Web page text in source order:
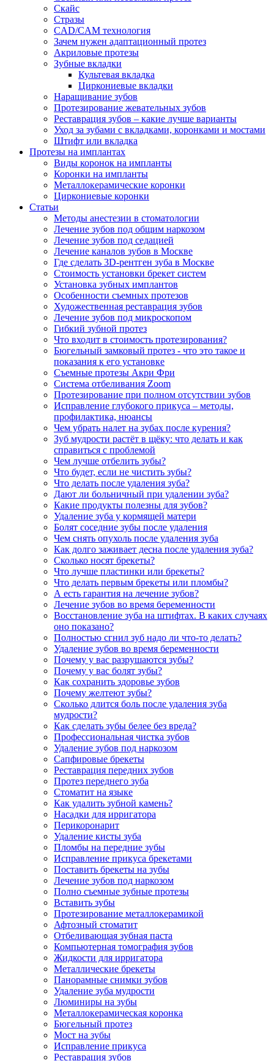
Скайс
Стразы
CAD/CAM технология
Зачем нужен адаптационный протез
Акриловые протезы
Зубные вкладки
Культевая вкладка
Циркониевые вкладки
Наращивание зубов
Протезирование жевательных зубов
Реставрация зубов – какие лучше варианты
Уход за зубами с вкладками, коронками и мостами
Штифт или вкладка
Протезы на имплантах
Виды коронок на импланты
Коронки на импланты
Металлокерамические коронки
Циркониевые коронки
Статьи
Методы анестезии в стоматологии
Лечение зубов под общим наркозом
Лечение зубов под седацией
Лечение каналов зубов в Москве
Где сделать 3D-рентген зуба в Москве
Стоимость установки брекет систем
Установка зубных имплантов
Особенности съемных протезов
Художественная реставрация зубов
Лечение зубов под микроскопом
Гибкий зубной протез
Что входит в стоимость протезирования?
Бюгельный замковый протез - что это такое и
показания к его установке
Съемные протезы Акри Фри
Система отбеливания Zoom
Протезирование при полном отсутствии зубов
Исправление глубокого прикуса – методы,
профилактика, нюансы
Чем убрать налет на зубах после курения?
Зуб мудрости растёт в щёку: что делать и как
справиться с проблемой
Чем лучше отбелить зубы?
Что будет, если не чистить зубы?
Что делать после удаления зуба?
Дают ли больничный при удалении зуба?
Какие продукты полезны для зубов?
Удаление зуба у кормящей матери
Болят соседние зубы после удаления
Чем снять опухоль после удаления зуба
Как долго заживает десна после удаления зуба?
Сколько носят брекеты?
Что лучше пластинки или брекеты?
Что делать первым брекеты или пломбы?
А есть гарантия на лечение зубов?
Лечение зубов во время беременности
Восстановление зуба на штифтах. В каких случаях
оно показано?
Полностью сгнил зуб надо ли что-то делать?
Удаление зубов во время беременности
Почему у вас разрушаются зубы?
Почему у вас болят зубы?
Как сохранить здоровье зубов
Почему желтеют зубы?
Сколько длится боль после удаления зуба
мудрости?
Как сделать зубы белее без вреда?
Профессиональная чистка зубов
Удаление зубов под наркозом
Сапфировые брекеты
Реставрация передних зубов
Протез переднего зуба
Стоматит на языке
Как удалить зубной камень?
Насадки для ирригатора
Перикоронарит
Удаление кисты зуба
Пломбы на передние зубы
Исправление прикуса брекетами
Поставить брекеты на зубы
Лечение зубов под наркозом
Полно съемные зубные протезы
Вставить зубы
Протезирование металлокерамикой
Афтозный стоматит
Отбеливающая зубная паста
Компьютерная томография зубов
Жидкости для ирригатора
Металлические брекеты
Панорамные снимки зубов
Удаление зуба мудрости
Люминиры на зубы
Металлокерамическая коронка
Бюгельный протез
Мост на зубы
Исправление прикуса
Реставрация зубов